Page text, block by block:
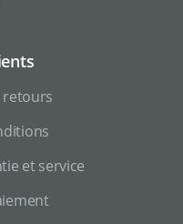
retours
et service